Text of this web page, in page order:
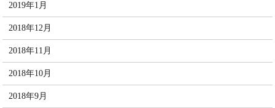
2019年1月
2018年12月
2018年11月
2018年10月
2018年9月